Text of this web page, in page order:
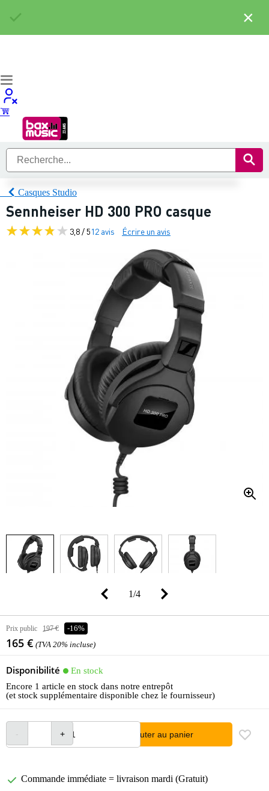
Casques Studio
Sennheiser HD 300 PRO casque
3,8 / 512 avis Écrire un avis
1/4
Prix public 197 € -16%
165 € (TVA 20% incluse)
Disponibilité
En stock
Encore 1 article en stock dans notre entrepôt
(et stock supplémentaire disponible chez le fournisseur)
Ajouter au panier
Commande immédiate = livraison mardi (Gratuit)
×